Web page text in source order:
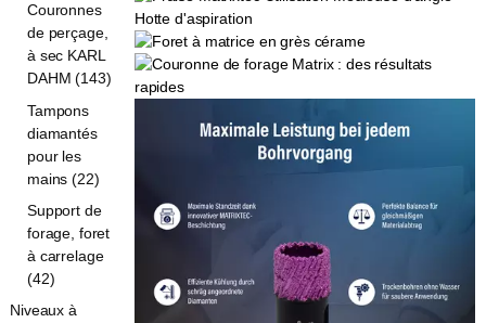
Couronnes
de perçage,
à sec KARL
DAHM (143)
Tampons
diamantés
pour les
mains (22)
Support de
forage, foret
à carrelage
(42)
Niveaux à